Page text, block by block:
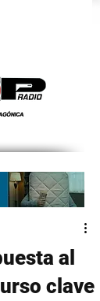
al
clave